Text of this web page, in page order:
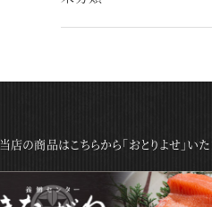
店の商品はこちらから「おとりよせ」いた